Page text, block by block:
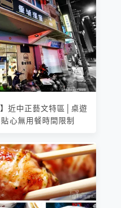
近中正藝文特區│桌遊
心無用餐時間限制